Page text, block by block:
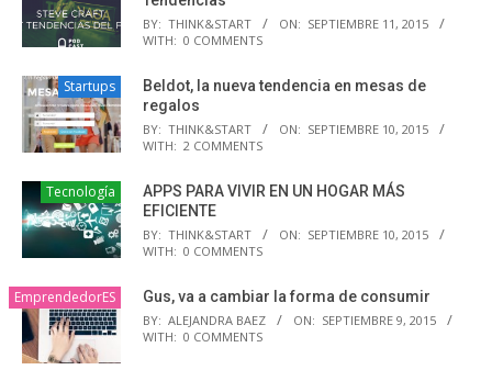
BY: THINK&START ON: SEPTIEMBRE 11, 2015
WITH: 0 COMMENTS
Startups
Beldot, la nueva tendencia en mesas de
regalos
BY: THINK&START ON: SEPTIEMBRE 10, 2015
WITH: 2 COMMENTS
Tecnología
APPS PARA VIVIR EN UN HOGAR MÁS
EFICIENTE
BY: THINK&START ON: SEPTIEMBRE 10, 2015
WITH: 0 COMMENTS
EmprendedorES Gus, va a cambiar la forma de consumir
BY: ALEJANDRA BAEZ ON: SEPTIEMBRE 9, 2015
WITH: 0 COMMENTS